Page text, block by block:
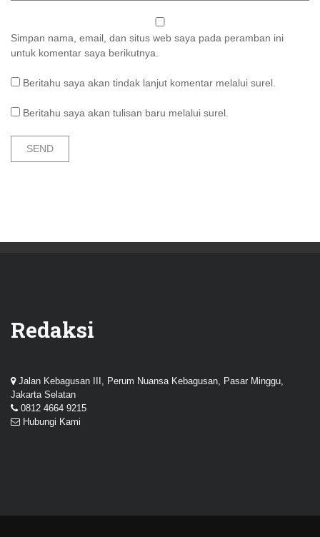
Simpan nama, email, dan situs web saya pada peramban ini
untuk komentar saya berikutnya.
Beritahu saya akan tindak lanjut komentar melalui surel.
Beritahu saya akan tulisan baru melalui surel.
Redaksi
Jalan Kebagusan III, Perum Nuansa Kebagusan, Pasar Minggu,
Jakarta Selatan
0812 4664 9215
Hubungi Kami